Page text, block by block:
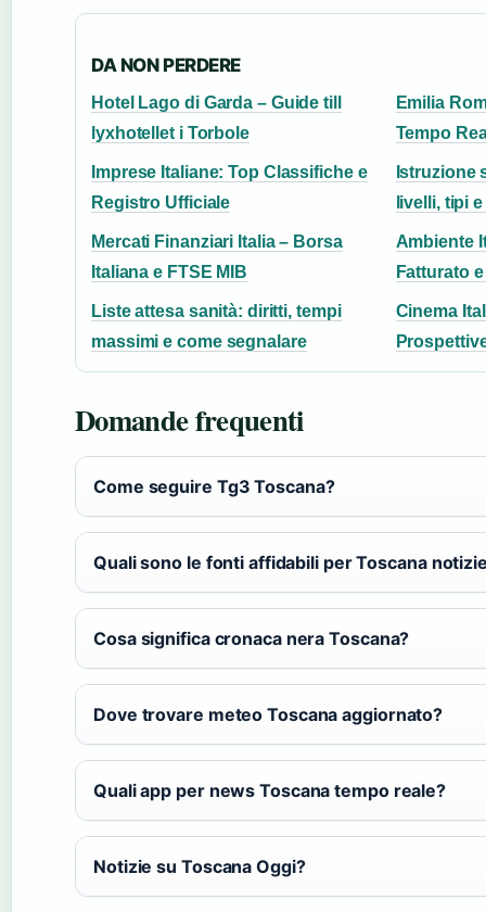
DA NON PERDERE
Hotel Lago di Garda – Guide till
lyxhotellet i Torbole
Emilia
Tempo
Imprese Italiane: Top Classifiche e
Registro Ufficiale
Istruzione
livelli, tipi
Mercati Finanziari Italia – Borsa
Italiana e FTSE MIB
Ambiente
Fatturato
Liste attesa sanità: diritti, tempi
massimi e come segnalare
Cinema
Domande frequenti
Come seguire Tg3 Toscana?
Quali sono le fonti affidabili per Toscana
Cosa significa cronaca nera Toscana?
Dove trovare meteo Toscana aggiornato?
Quali app per news Toscana tempo reale?
Notizie su Toscana Oggi?